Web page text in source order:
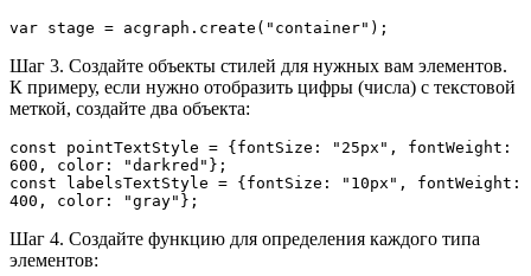
var stage = acgraph.create("container");
Шаг 3. Создайте объекты стилей для нужных вам элементов.
К примеру, если нужно отобразить цифры (числа) с текстовой
меткой, создайте два объекта:
const pointTextStyle = {fontSize: "25px", fontWeight:
600, color: "darkred"};
const labelsTextStyle = {fontSize: "10px", fontWeight:
400, color: "gray"};
Шаг 4. Создайте функцию для определения каждого типа
элементов: